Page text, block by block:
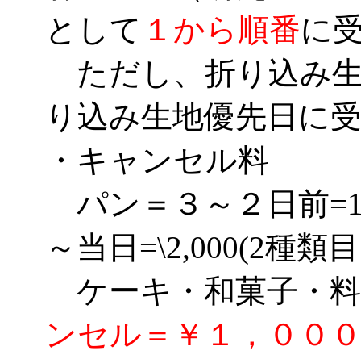
として １から順番に
ただし、折り込み
り込み生地優先日に
・キャンセル料
パン＝３～２日前
～当日=\2,000(2種類
ケーキ・和菓子・
ンセル＝￥１，０００